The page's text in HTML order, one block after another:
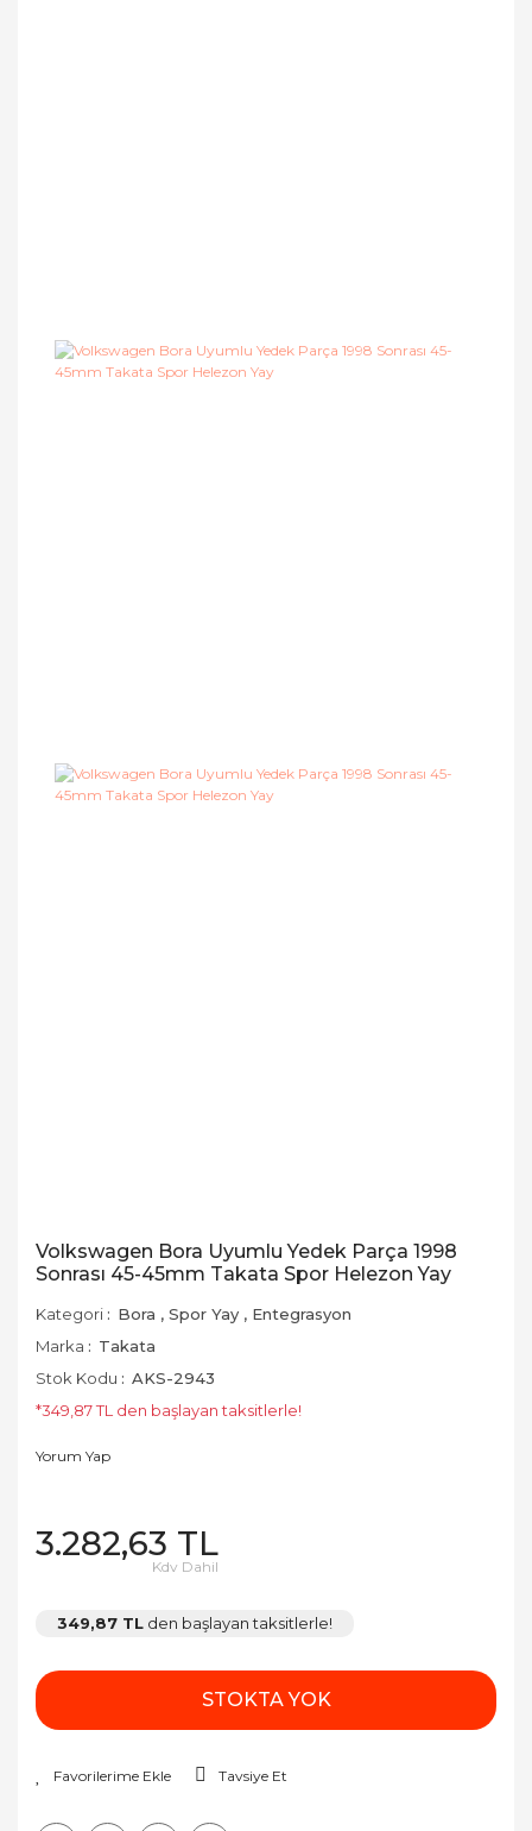
Volkswagen Bora Uyumlu Yedek Parça 1998
Sonrası 45-45mm Takata Spor Helezon Yay
Kategori Bora , Spor Yay , Entegrasyon
Marka
Takata
Stok Kodu
AKS-2943
*349,87 TL den başlayan taksitlerle!
Yorum Yap
3.282,63 TL
Kdv Dahil
349,87 TL den başlayan taksitlerle!
STOKTA YOK
Tavsiye Et